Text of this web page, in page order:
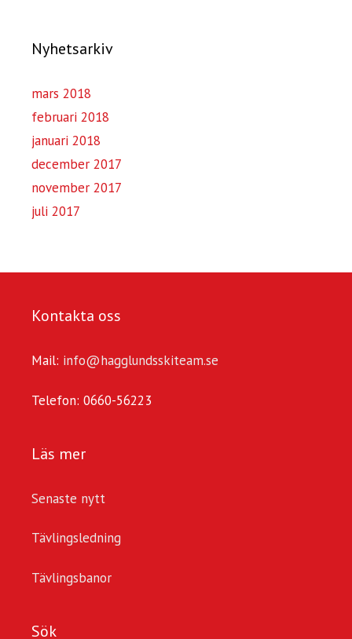
Nyhetsarkiv
mars 2018
februari 2018
januari 2018
december 2017
november 2017
juli 2017
Kontakta oss
Mail: info@hagglundsskiteam.se
Telefon: 0660-56223
Läs mer
Senaste nytt
Tävlingsledning
Tävlingsbanor
Sök